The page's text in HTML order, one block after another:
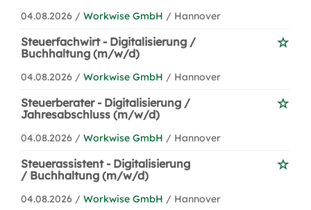
04.08.2026 / Workwise GmbH / Hannover
Steuerfachwirt - Digitalisierung /
Buchhaltung (m/w/d)
04.08.2026 / Workwise GmbH / Hannover
Steuerberater - Digitalisierung /
Jahresabschluss (m/w/d)
04.08.2026 / Workwise GmbH / Hannover
Steuerassistent - Digitalisierung
/ Buchhaltung (m/w/d)
04.08.2026 / Workwise GmbH / Hannover